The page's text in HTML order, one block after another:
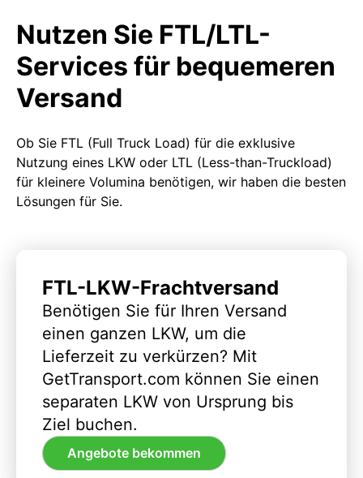
Nutzen Sie FTL/LTL-
Services für bequemeren
Versand
Ob Sie FTL (Full Truck Load) für die exklusive
Nutzung eines LKW oder LTL (Less-than-Truckload)
für kleinere Volumina benötigen, wir haben die besten
Lösungen für Sie.
FTL-LKW-Frachtversand
Benötigen Sie für Ihren Versand
einen ganzen LKW, um die
Lieferzeit zu verkürzen? Mit
GetTransport.com können Sie einen
separaten LKW von Ursprung bis
Ziel buchen.
Angebote bekommen